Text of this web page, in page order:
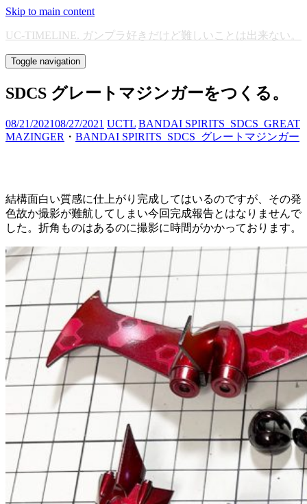
Skip to main content
UC-TIMELINE. ガンプラ好きだけど難しいことは出来ない。
Toggle navigation
SDCS グレートマジンガーをつくる。
08/21/202108/27/2021 UCTL BANDAI SPIRITS_SDCS_GREAT
MAZINGER ・ BANDAI SPIRITS_SDCS_グレートマジンガー
結構面白い質感に仕上がり完成してはいるのですが、その発
色故か撮影が難航してしまい今回完成報告とはなりませんで
した。折角ものはあるのに撮影に時間がかかっております。